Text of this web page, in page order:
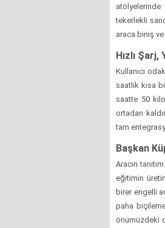
tekerlekli
araca biniş
Hızlı
Kullanıcı
saatlik kısa
saatte 50
ortadan
tam
Başkan
Aracın
eğitimin
birer engelli
paha
önümüzdeki